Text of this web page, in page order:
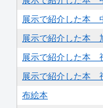
展示で紹介した本
展示で紹介した本
展示で紹介した本
展示で紹介した本
布絵本